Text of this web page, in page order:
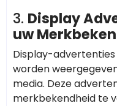
3. Display
uw
Display-advertenties
worden
media. Deze
merkbekendheid te